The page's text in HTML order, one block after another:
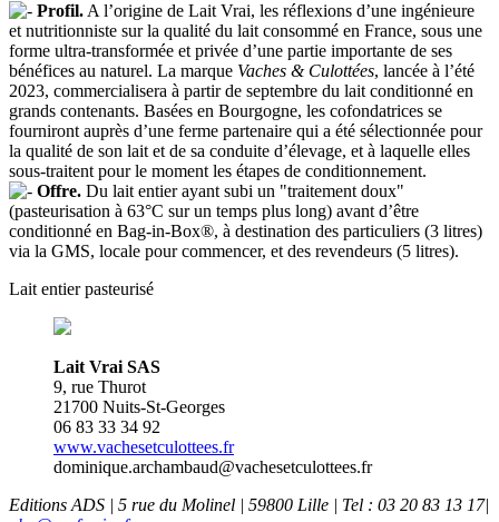
Profil.A l’origine de Lait Vrai, les réflexions d’une ingénieure
et nutritionniste sur la qualité du lait consommé en France, sous une
forme ultra-transformée et privée d’une partie importante de ses
bénéfices au naturel. La marque Vaches & Culottées, lancée à l’été
2023, commercialisera à partir de septembre du lait conditionné en
grands contenants. Basées en Bourgogne, les cofondatrices se
fourniront auprès d’une ferme partenaire qui a été sélectionnée pour
la qualité de son lait et de sa conduite d’élevage, et à laquelle elles
sous-traitent pour le moment les étapes de conditionnement.
Offre. Du lait entier ayant subi un "traitement doux"
(pasteurisation à 63°C sur un temps plus long) avant d’être
conditionné en Bag-in-Box®, à destination des particuliers (3 litres)
via la GMS, locale pour commencer, et des revendeurs (5 litres).
Lait entier pasteurisé
Lait Vrai SAS
9, rue Thurot
21700 Nuits-St-Georges
06 83 33 34 92
www.vachesetculottees.fr
dominique.archambaud@vachesetculottees.fr
Editions ADS | 5 rue du Molinel | 59800 Lille | Tel : 03 20 83 13 17|